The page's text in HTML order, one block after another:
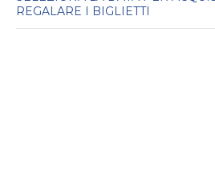
REGALARE I BIGLIETTI